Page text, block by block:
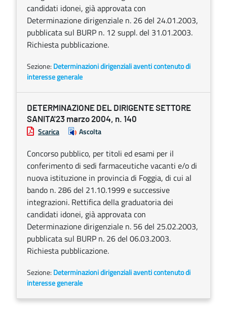
candidati idonei, già approvata con
Determinazione dirigenziale n. 26 del 24.01.2003,
pubblicata sul BURP n. 12 suppl. del 31.01.2003.
Richiesta pubblicazione.
Sezione: Determinazioni dirigenziali aventi contenuto di
interesse generale
DETERMINAZIONE DEL DIRIGENTE SETTORE
SANITA'23 marzo 2004, n. 140
Scarica Ascolta
Concorso pubblico, per titoli ed esami per il
conferimento di sedi farmaceutiche vacanti e/o di
nuova istituzione in provincia di Foggia, di cui al
bando n. 286 del 21.10.1999 e successive
integrazioni. Rettifica della graduatoria dei
candidati idonei, già approvata con
Determinazione dirigenziale n. 56 del 25.02.2003,
pubblicata sul BURP n. 26 del 06.03.2003.
Richiesta pubblicazione.
Sezione: Determinazioni dirigenziali aventi contenuto di
interesse generale